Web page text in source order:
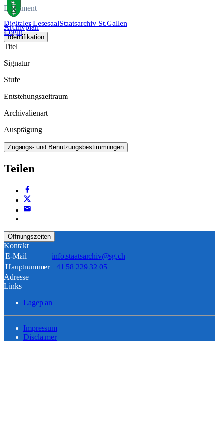
Digitaler LesesaalStaatsarchiv St.Gallen
Login
Dokument
Archivplan
Identifikation
Titel
Signatur
Stufe
Entstehungszeitraum
Archivalienart
Ausprägung
Zugangs- und Benutzungsbestimmungen
Teilen
Öffnungszeiten
Kontakt
E-Mail
info.staatsarchiv@sg.ch
Hauptnummer +41 58 229 32 05
Adresse
Links
Lageplan
Impressum
Disclaimer